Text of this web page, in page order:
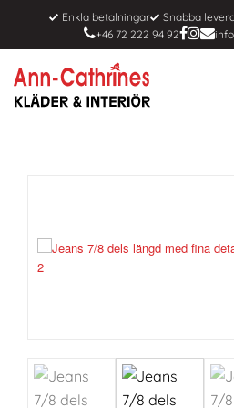
+46 72 222 94 92
Enkla betalningar Snabba